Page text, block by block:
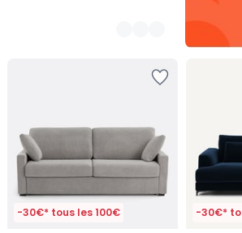
-30€* tous les 100€ -30€*